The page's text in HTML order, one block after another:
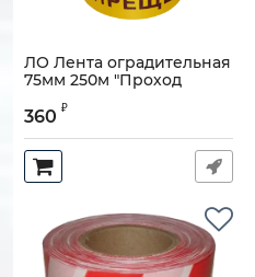
ЛО Лента оградительная
75мм 250м "Проход
желтая
Артикул: 110608-00165
360 ₽